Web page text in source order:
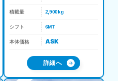
積載量 2,900kg
シフト 6MT
本体価格 ASK
詳細へ